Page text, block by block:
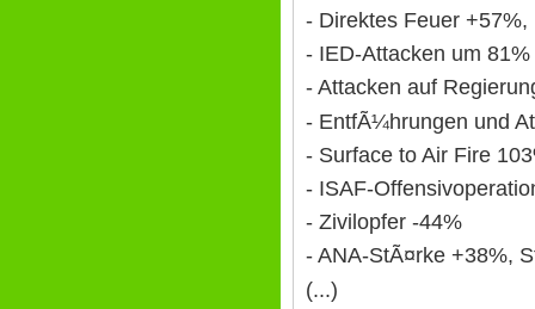
- Direktes Feuer
- IED-Attacken um 81%
- Attacken auf
- EntfÃ¼hrungen und
- Surface to Air Fire
- ISAF-
- Zivilopfer -44%
- ANA-StÃ¤rke +38%,
(...)